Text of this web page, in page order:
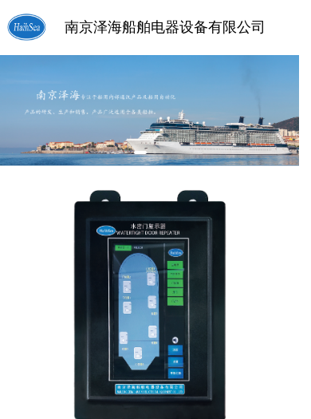
南京泽海船舶电器设备有限公司